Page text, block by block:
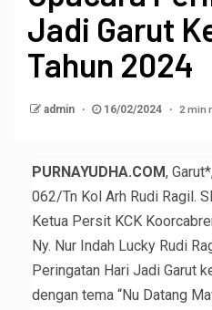
Jadi Garut
Tahun 2024
admin 16/02/2024 2 min
PURNAYUDHA.COM,
062/Tn Kol Arh Rudi Ragil.
Ketua Persit KCK
Ny. Nur Indah Lucky Rudi
Peringatan Hari Jadi Garut
dengan tema “Nu Datang